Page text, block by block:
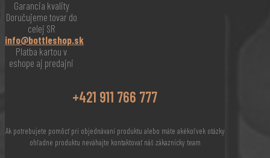
Garancia kvality
Doručujeme tovar do
celej SR
info@bottleshop.sk
Platba kartou v
eshope aj predajni
+421 911 766 777
Ak potrebujete pomôcť pri objednávaní produktu alebo máte akékoľvek otázky
ohľadne produktu neváhajte kontaktovať náš zákaznícky team